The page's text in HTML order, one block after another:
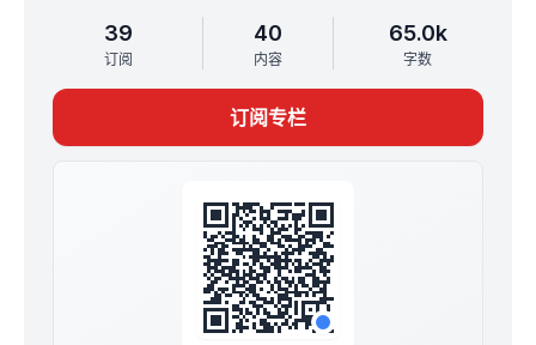
“常常失败，少有气馁。”
承认了，对于普通人来说，失败才是常态。
就像我喜欢剧作家坂元裕二所言：
“为少数人群写故事，鼓舞活力值只有10的人变成100的作
品有很多，我想为那些是负值的人至少先达到零点，让-5
变成-3，让他们觉得，啊，原来不只有我这么想。”
39
订阅
40
内容
65.0k
字数
订阅专栏